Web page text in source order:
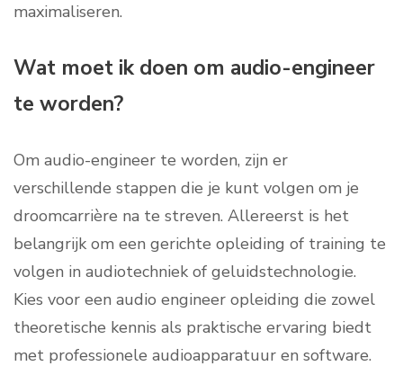
maximaliseren.
Wat moet ik doen om audio-engineer
te worden?
Om audio-engineer te worden, zijn er
verschillende stappen die je kunt volgen om je
droomcarrière na te streven. Allereerst is het
belangrijk om een gerichte opleiding of training te
volgen in audiotechniek of geluidstechnologie.
Kies voor een audio engineer opleiding die zowel
theoretische kennis als praktische ervaring biedt
met professionele audioapparatuur en software.